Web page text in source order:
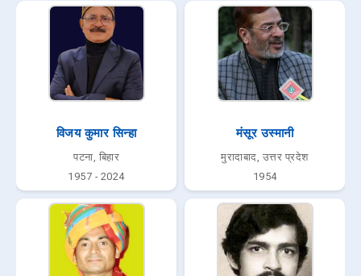
विजय कुमार सिन्हा
पटना, बिहार
1957 - 2024
मंसूर उस्मानी
मुरादाबाद, उत्तर प्रदेश
1954